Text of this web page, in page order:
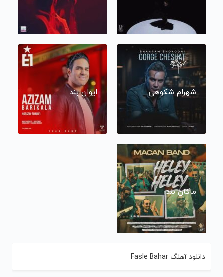
شهرام شکوهی ایوان بند
ماکان بند
دانلود آهنگ Fasle Bahar